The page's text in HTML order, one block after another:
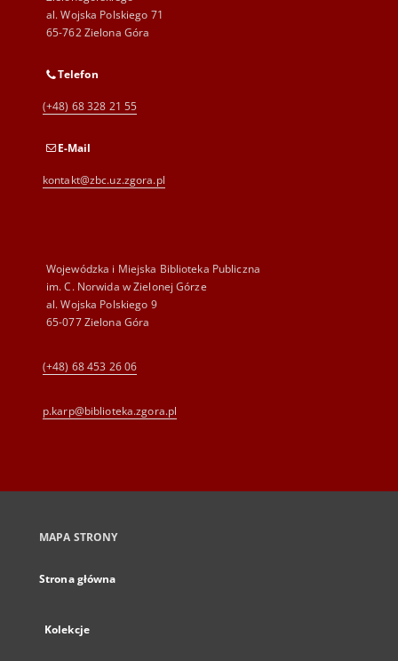
al. Wojska Polskiego 71
65-762 Zielona Góra
Telefon
(+48) 68 328 21 55
E-Mail
kontakt@zbc.uz.zgora.pl
Wojewódzka i Miejska Biblioteka Publiczna
im. C. Norwida w Zielonej Górze
al. Wojska Polskiego 9
65-077 Zielona Góra
(+48) 68 453 26 06
p.karp@biblioteka.zgora.pl
MAPA STRONY
Strona główna
Kolekcje